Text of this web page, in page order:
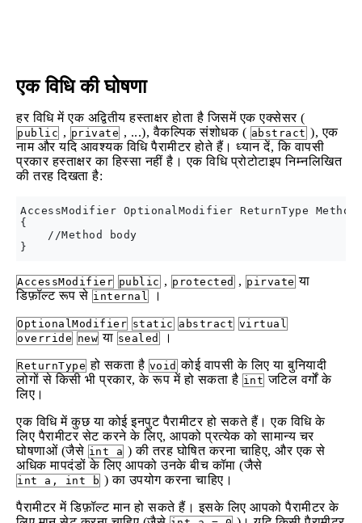
एक विधि की घोषणा
हर विधि में एक अद्वितीय हस्ताक्षर होता है जिसमें एक एक्सेसर (
public , private , ...), वैकल्पिक संशोधक ( abstract ), एक
नाम और यदि आवश्यक विधि पैरामीटर होते हैं। ध्यान दें, कि वापसी
प्रकार हस्ताक्षर का हिस्सा नहीं है। एक विधि प्रोटोटाइप निम्नलिखित
की तरह दिखता है:
AccessModifier OptionalModifier ReturnType
{
    //Method body
AccessModifier public , protected , pirvate या
डिफ़ॉल्ट रूप से internal ।
OptionalModifier static abstract virtual
override new या sealed ।
ReturnType हो सकता है void कोई वापसी के लिए या बुनियादी
लोगों से किसी भी प्रकार, के रूप में हो सकता है int जटिल वर्गों के
लिए।
एक विधि में कुछ या कोई इनपुट पैरामीटर हो सकते हैं। एक विधि के
लिए पैरामीटर सेट करने के लिए, आपको प्रत्येक को सामान्य चर
घोषणाओं (जैसे int a ) की तरह घोषित करना चाहिए, और एक से
अधिक मापदंडों के लिए आपको उनके बीच कॉमा (जैसे
int a, int b ) का उपयोग करना चाहिए।
पैरामीटर में डिफ़ॉल्ट मान हो सकते हैं। इसके लिए आपको पैरामीटर के